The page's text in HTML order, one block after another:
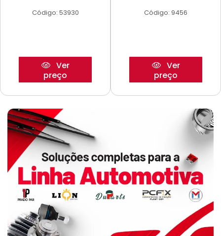
Código: 53930
Ver
preço
Código: 9456
Ver
preço